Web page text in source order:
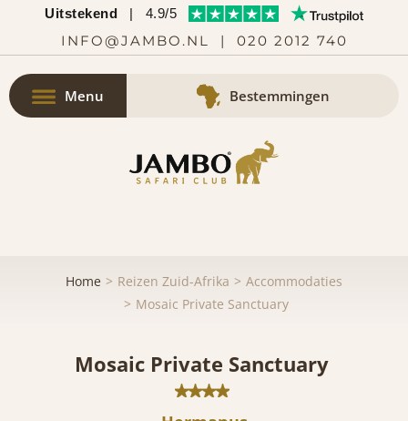
Uitstekend | 4.9/5
INFO@JAMBO.NL | 020 2012 740
Menu Bestemmingen
Home Reizen Zuid-Afrika
Accommodaties
Mosaic Private Sanctuary
Mosaic Private Sanctuary